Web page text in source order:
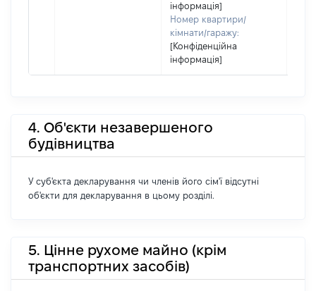
інформація]
Номер квартири/
кімнати/гаражу:
[Конфіденційна
інформація]
4. Об'єкти незавершеного
будівництва
У суб'єкта декларування чи членів його сім'ї відсутні
об'єкти для декларування в цьому розділі.
5. Цінне рухоме майно (крім
транспортних засобів)